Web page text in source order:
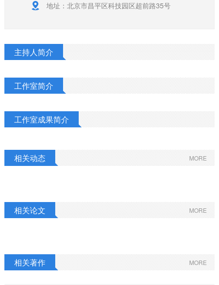
地址：北京市昌平区科技园区超前路35号
主持人简介
工作室简介
工作室成果简介
MORE
相关动态
MORE
相关论文
MORE
相关著作